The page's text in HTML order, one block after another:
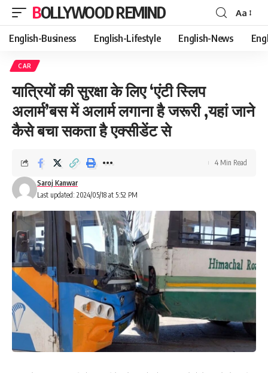
BOLLYWOOD REMIND
Font
Resizer
Aa
English-Business English-Lifestyle English-News
CAR
यात्रियों की सुरक्षा के लिए ‘एंटी स्लिप
अलार्म’बस में अलार्म लगाना है जरूरी ,यहां जाने
कैसे बचा सकता है एक्सीडेंट से
Last updated: 2024/05/18 at 5:52 PM
Saroj Kanwar
4 Min Read